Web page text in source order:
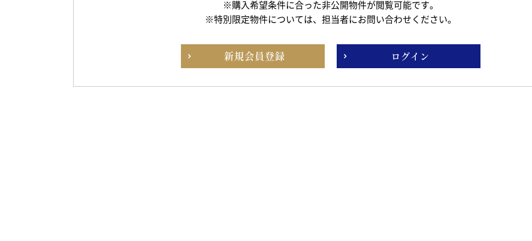
※購入希望条件に合った非公開物件が閲覧可能です。
※特別限定物件については、担当者にお問い合わせください。
新規会員登録 ログイン